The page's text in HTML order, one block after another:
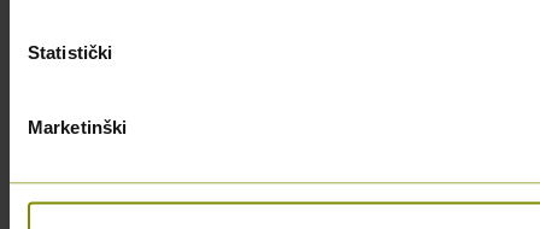
Statistički
Marketinški